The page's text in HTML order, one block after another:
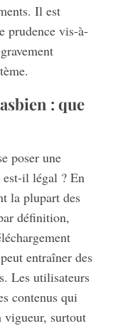
Il est
prudence vis-à-
: que
poser une
il légal ? En
la plupart des
définition,
entraîner des
Les utilisateurs
contenus qui
surtout